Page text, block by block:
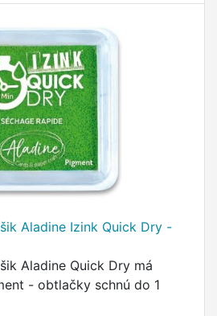
Aladine Izink Quick Dry -
Aladine Quick Dry má
- obtlačky schnú do 1